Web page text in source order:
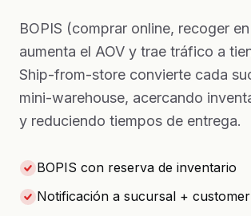
BOPIS (comprar online, recoger
aumenta el AOV y trae tráfico a
Ship-from-store convierte cada
mini-warehouse, acercando
y reduciendo tiempos de entrega.
BOPIS con reserva de inventario
Notificación a sucursal + customer